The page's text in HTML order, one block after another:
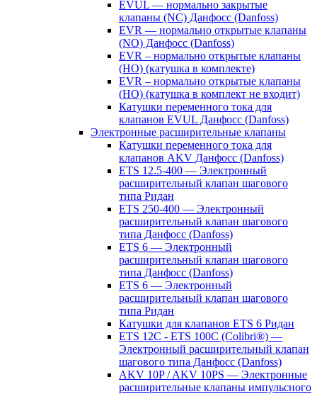
EVUL — нормально закрытые
клапаны (NC) Данфосс (Danfoss)
EVR — нормально открытые клапаны
(NO) Данфосс (Danfoss)
EVR – нормально открытые клапаны
(НО) (катушка в комплекте)
EVR – нормально открытые клапаны
(НО) (катушка в комплект не входит)
Катушки переменного тока для
клапанов EVUL Данфосс (Danfoss)
Электронные расширительные клапаны
Катушки переменного тока для
клапанов AKV Данфосс (Danfoss)
ETS 12.5-400 — Электронный
расширительный клапан шагового
типа Ридан
ETS 250-400 — Электронный
расширительный клапан шагового
типа Данфосс (Danfoss)
ETS 6 — Электронный
расширительный клапан шагового
типа Данфосс (Danfoss)
ETS 6 — Электронный
расширительный клапан шагового
типа Ридан
Катушки для клапанов ETS 6 Ридан
ETS 12C - ETS 100C (Colibri®) —
Электронный расширительный клапан
шагового типа Данфосс (Danfoss)
AKV 10P / AKV 10PS — Электронные
расширительные клапаны импульсного